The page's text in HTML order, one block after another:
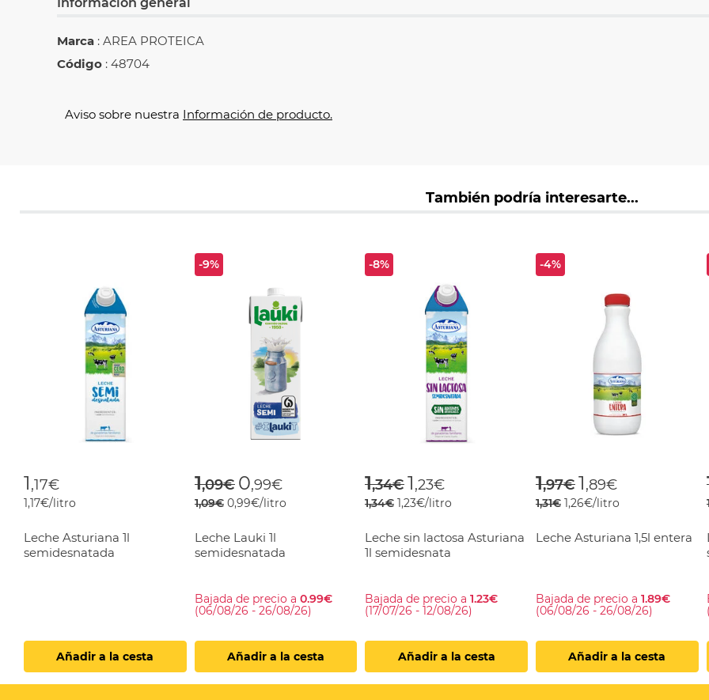
Marca : AREA PROTEICA
Código : 48704
Aviso sobre nuestra Información de producto.
También podría interesarte...
1,17€
1,17€/litro
Leche Asturiana 1l
semidesnatada
Añadir a la cesta
-9%
Price reduced from
1,09€to
0,99€
1,09€ 0,99€/litro
Leche Lauki 1l
semidesnatada
Bajada de precio a 0.99€
(06/08/26 - 26/08/26)
Añadir a la cesta
-8%
Price reduced from
1,34€to
1,23€
1,34€ 1,23€/litro
Leche sin lactosa Asturiana
1l semidesnata
Bajada de precio a1.23€
(17/07/26 - 12/08/26)
Añadir a la cesta
-4%
Price reduced
1,97€to
1,89€
1,31€ 1,26€/litro
Leche Asturiana 1,5l entera
Bajada de precio a 1.89€
(06/08/26 - 26/08/26)
Añadir a la cesta